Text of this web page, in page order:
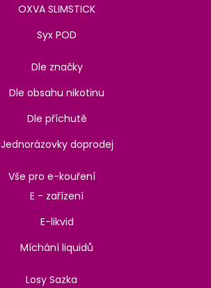
OXVA SLIMSTICK
Syx POD
Dle značky
Dle obsahu nikotinu
Dle příchutě
Jednorázovky doprodej
Vše pro e-kouření
E - zařízení
E-likvid
Míchání liquidů
Losy Sazka